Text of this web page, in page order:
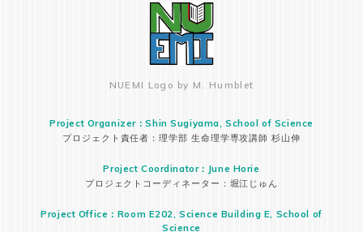
NUEMI Logo by M. Humblet
Project Organizer：Shin Sugiyama, School of Science
プロジェクト責任者：理学部 生命理学専攻講師 杉山伸
Project Coordinator：June Horie
プロジェクトコーディネーター：堀江じゅん
Project Office：Room E202, Science Building E, School of
Science